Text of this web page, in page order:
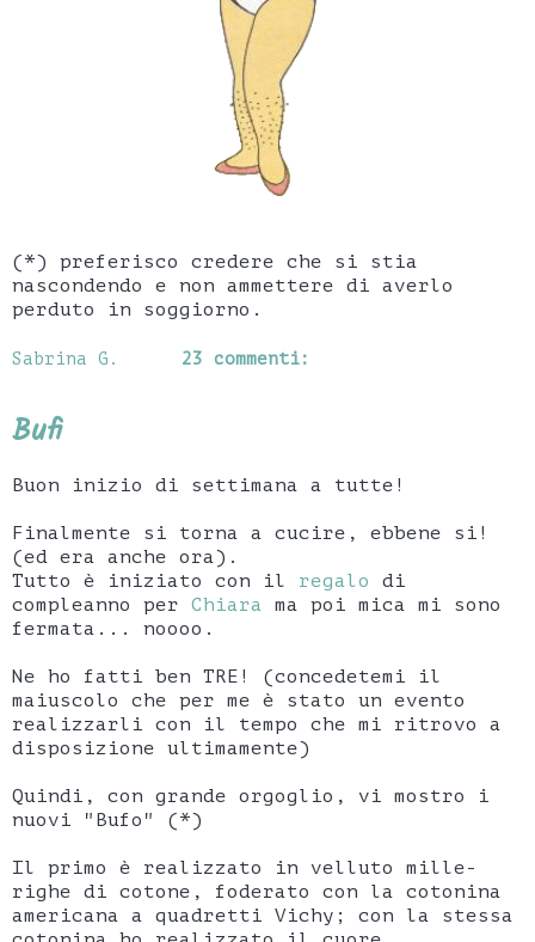
(*) preferisco credere che si stia
nascondendo e non ammettere di averlo
perduto in soggiorno.
Sabrina G. 23 commenti:
Bufi
Buon inizio di settimana a tutte!
Finalmente si torna a cucire, ebbene si!
(ed era anche ora).
Tutto è iniziato con il regalo
di
compleanno per Chiara ma poi mica mi sono
fermata... noooo.
Ne ho fatti ben TRE! (concedetemi il
maiuscolo che per me è stato un evento
realizzarli con il tempo che mi ritrovo a
disposizione ultimamente)
Quindi, con grande orgoglio, vi mostro i
nuovi "Bufo" (*)
Il primo è realizzato in velluto mille-
righe di cotone, foderato con la cotonina
americana a quadretti Vichy; con la stessa